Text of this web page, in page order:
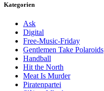
Kategorien
Ask
Digital
Free-Music-Friday
Gentlemen Take Polaroids
Handball
Hit the North
Meat Is Murder
Piratenpartei